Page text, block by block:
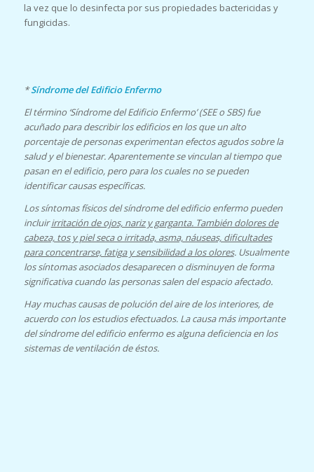
la vez que lo desinfecta por sus propiedades bactericidas y
fungicidas.
*Síndrome del Edificio Enfermo
El término ‘Síndrome del Edificio Enfermo’ (SEE o SBS) fue
acuñado para describir los edificios en los que un alto
porcentaje de personas experimentan efectos agudos sobre la
salud y el bienestar. Aparentemente se vinculan al tiempo que
pasan en el edificio, pero para los cuales no se pueden
identificar causas específicas.
Los síntomas físicos del síndrome del edificio enfermo pueden
incluirirritación de ojos, nariz y garganta. También dolores de
cabeza, tos y piel seca o irritada, asma, náuseas, dificultades
para concentrarse, fatiga y sensibilidad a los olores. Usualmente
los síntomas asociados desaparecen o disminuyen de forma
significativa cuando las personas salen del espacio afectado.
Hay muchas causas de polución del aire de los interiores, de
acuerdo con los estudios efectuados. La causa más importante
del síndrome del edificio enfermo es alguna deficiencia en los
sistemas de ventilación de éstos.